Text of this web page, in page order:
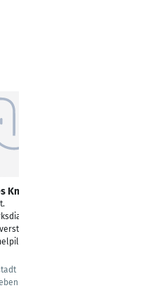
Knepper
f.
Eisleben